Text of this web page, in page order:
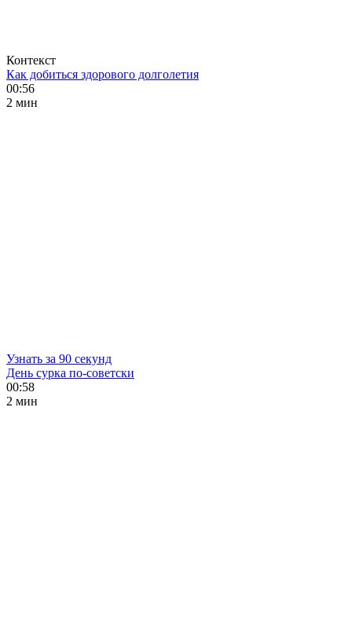
Контекст
Как добиться здорового долголетия
00:56
2 мин
Узнать за 90 секунд
День сурка по-советски
00:58
2 мин